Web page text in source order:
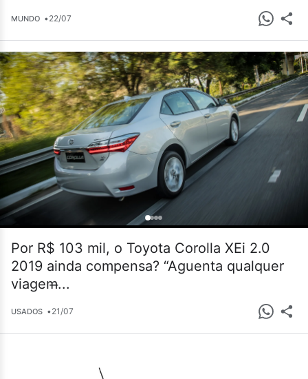
MUNDO •22/07
Por R$ 103 mil, o Toyota Corolla XEi 2.0
2019 ainda compensa? “Aguenta qualquer
viagem̶...
USADOS •21/07